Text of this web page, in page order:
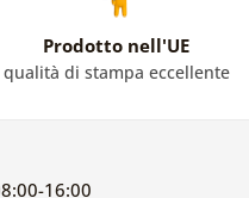
Prodotto nell'UE
qualità di stampa eccellente
16:00